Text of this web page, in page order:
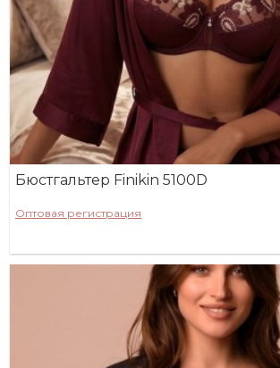
Бюстгальтер Finikin 5100D
Оптовая регистрация